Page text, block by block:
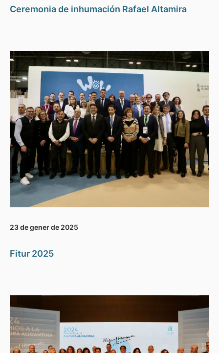
Ceremonia de inhumación Rafael Altamira
23 de gener de 2025
Fitur 2025